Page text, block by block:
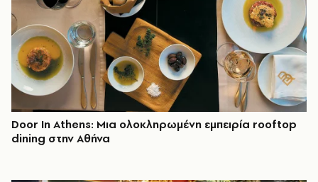
Door In Athens: Μια ολοκληρωμένη εμπειρία rooftop
dining στην Αθήνα